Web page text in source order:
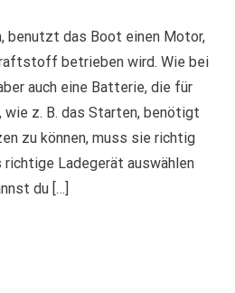
benutzt das Boot einen Motor,
betrieben wird. Wie bei
auch eine Batterie, die für
wie z. B. das Starten, benötigt
zu können, muss sie richtig
richtige Ladegerät auswählen
du […]